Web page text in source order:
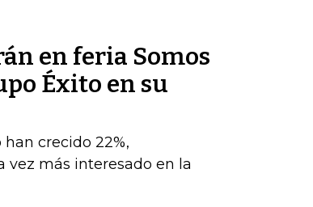
en feria Somos
Éxito en su
crecido 22%,
vez más interesado en la